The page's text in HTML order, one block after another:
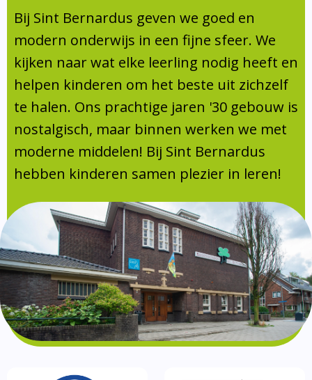
Onderwijs
Leerlingenraad
Leerlingenzorg
Doorstroomtoets
Jeugdprofessional op school
Centrum Jeugd en Gezin
Schoollogopedie
schoolondersteuningsprofiel
Schooltijden
Absentie
Vakanties
Aanmelden
Schoolgids
Gezonde school
Kinderopvang
BSO
Routebeschrijving
Privacy
Ouders
Ouderraad (OR)
Medezeggenschapsraad (MR)
Formulieren
Klachtenregeling
Contact
Bij Sint Bernardus geven we goed en
modern onderwijs in een fijne sfeer. We
kijken naar wat elke leerling nodig heeft en
helpen kinderen om het beste uit zichzelf
te halen. Ons prachtige jaren '30 gebouw is
nostalgisch, maar binnen werken we met
moderne middelen! Bij Sint Bernardus
hebben kinderen samen plezier in leren!